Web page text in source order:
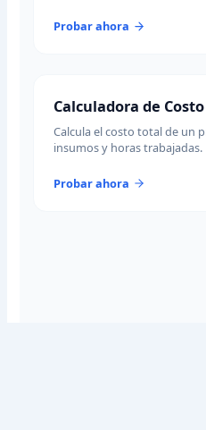
Probar ahora
Calculadora de
Calcula el costo total de un
insumos y horas trabajadas.
Probar ahora